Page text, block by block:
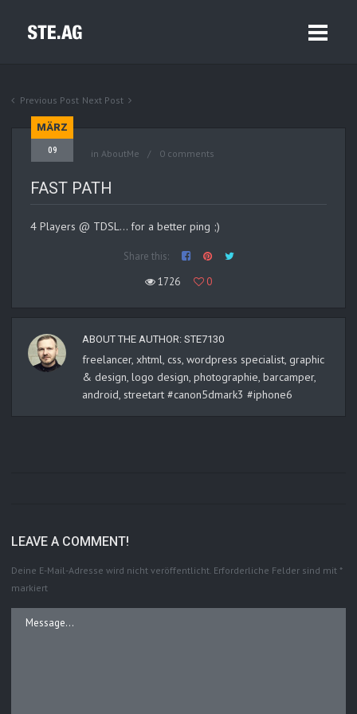
Previous Post Next Post
MÄRZ
09 in AboutMe 0 comments
FAST PATH
4 Players @ TDSL… for a better ping ;)
Share this:
1726
0
ABOUT THE AUTHOR: STE7130
freelancer, xhtml, css, wordpress specialist, graphic
& design, logo design, photographie, barcamper,
android, streetart #canon5dmark3 #iphone6
LEAVE A COMMENT!
Deine E-Mail-Adresse wird nicht veröffentlicht. Erforderliche Felder sind mit *
markiert